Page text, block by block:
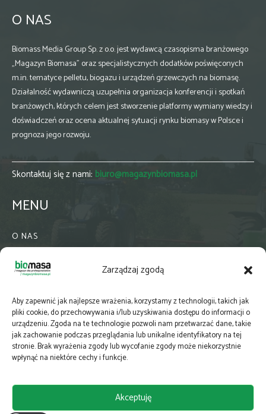
Zarządzaj zgodą
Aby zapewnić jak najlepsze wrażenia, korzystamy z technologii, takich jak
pliki cookie, do przechowywania i/lub uzyskiwania dostępu do informacji o
urządzeniu. Zgoda na te technologie pozwoli nam przetwarzać dane, takie
jak zachowanie podczas przeglądania lub unikalne identyfikatory na tej
stronie. Brak wyrażenia zgody lub wycofanie zgody może niekorzystnie
wpłynąć na niektóre cechy i funkcje.
Akceptuję
O NAS
Biomass Media Group Sp. z o.o. jest wydawcą czasopisma branżowego
„Magazyn Biomasa” oraz specjalistycznych dodatków poświęconych
m.in. tematyce pelletu, biogazu i urządzeń grzewczych na biomasę.
Działalność wydawniczą uzupełnia organizacja konferencji i spotkań
branżowych, których celem jest stworzenie platformy wymiany wiedzy i
doświadczeń oraz ocena aktualnej sytuacji rynku biomasy w Polsce i
prognoza jego rozwoju.
Skontaktuj się z nami: biuro@magazynbiomasa.pl
MENU
O NAS
WSPÓŁPRACA
PRENUMERATA
NEWSLETTER
MAPY
E-WYDANIE